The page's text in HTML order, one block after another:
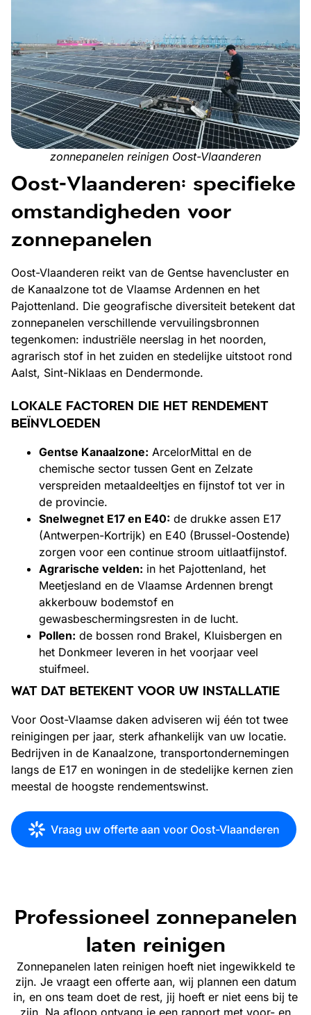
Oost-Vlaanderen: specifieke
omstandigheden voor
zonnepanelen
Oost-Vlaanderen reikt van de Gentse havencluster en
de Kanaalzone tot de Vlaamse Ardennen en het
Pajottenland. Die geografische diversiteit betekent dat
zonnepanelen verschillende vervuilingsbronnen
tegenkomen: industriële neerslag in het noorden,
agrarisch stof in het zuiden en stedelijke uitstoot rond
Aalst, Sint-Niklaas en Dendermonde.
LOKALE FACTOREN DIE HET RENDEMENT
BEÏNVLOEDEN
Gentse Kanaalzone: ArcelorMittal en de
chemische sector tussen Gent en Zelzate
verspreiden metaaldeeltjes en fijnstof tot ver in
de provincie.
Snelwegnet E17 en E40: de drukke assen E17
(Antwerpen-Kortrijk) en E40 (Brussel-Oostende)
zorgen voor een continue stroom uitlaatfijnstof.
Agrarische velden: in het Pajottenland, het
Meetjesland en de Vlaamse Ardennen brengt
akkerbouw bodemstof en
gewasbeschermingsresten in de lucht.
Pollen: de bossen rond Brakel, Kluisbergen en
het Donkmeer leveren in het voorjaar veel
stuifmeel.
WAT DAT BETEKENT VOOR UW INSTALLATIE
Voor Oost-Vlaamse daken adviseren wij één tot twee
reinigingen per jaar, sterk afhankelijk van uw locatie.
Bedrijven in de Kanaalzone, transportondernemingen
langs de E17 en woningen in de stedelijke kernen zien
meestal de hoogste rendementswinst.
Vraag uw offerte aan voor Oost-Vlaanderen
zonnepanelen reinigen Oost-Vlaanderen
Professioneel zonnepanelen
laten reinigen
Zonnepanelen laten reinigen hoeft niet ingewikkeld te
zijn. Je vraagt een offerte aan, wij plannen een datum
in, en ons team doet de rest, jij hoeft er niet eens bij te
zijn. Na afloop ontvang je een rapport met voor- en